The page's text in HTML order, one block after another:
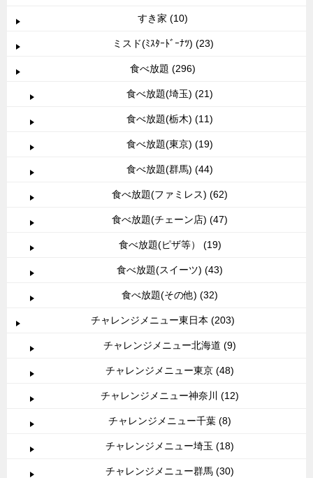
すき家 (10)
ミスド(ﾐｽﾀｰﾄﾞｰﾅﾂ) (23)
食べ放題 (296)
食べ放題(埼玉) (21)
食べ放題(栃木) (11)
食べ放題(東京) (19)
食べ放題(群馬) (44)
食べ放題(ファミレス) (62)
食べ放題(チェーン店) (47)
食べ放題(ピザ等） (19)
食べ放題(スイーツ) (43)
食べ放題(その他) (32)
チャレンジメニュー東日本 (203)
チャレンジメニュー北海道 (9)
チャレンジメニュー東京 (48)
チャレンジメニュー神奈川 (12)
チャレンジメニュー千葉 (8)
チャレンジメニュー埼玉 (18)
チャレンジメニュー群馬 (30)